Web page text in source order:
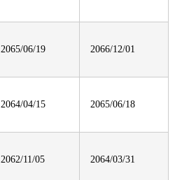
2065/06/19 2066/12/01
2064/04/15 2065/06/18
2062/11/05 2064/03/31